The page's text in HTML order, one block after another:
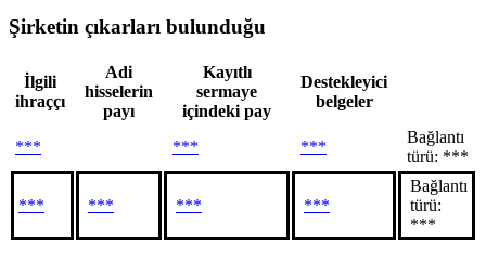
Şirketin çıkarları bulunduğu
İlgili
ihraççı
Adi
hisselerin
payı
Kayıtlı
sermaye
içindeki pay
Destekleyici
belgeler
*** *** ***
Bağlantı
türü: ***
*** *** *** ***
Bağlantı
türü:
***